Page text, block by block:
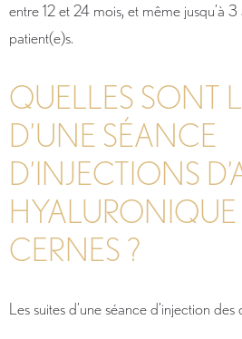
entre 12 et 24 mois, et même jusqu’à
patient(e)s.
QUELLES SONT
D’UNE SÉANCE
D’INJECTIONS
HYALURONIQUE
CERNES ?
Les suites d’une séance d’injection